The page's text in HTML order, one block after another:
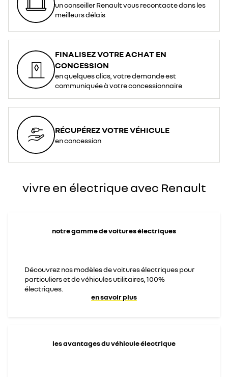
un conseiller Renault vous recontacte dans les
meilleurs délais
FINALISEZ VOTRE ACHAT EN
CONCESSION
en quelques clics, votre demande est
communiquée à votre concessionnaire
RÉCUPÉREZ VOTRE VÉHICULE
en concession
vivre en électrique avec Renault
notre gamme de voitures électriques
Découvrez nos modèles de voitures électriques pour
particuliers et de véhicules utilitaires, 100%
électriques.
en savoir plus
les avantages du véhicule électrique